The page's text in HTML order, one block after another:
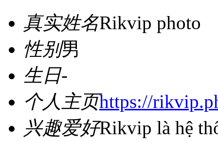
真实姓名Rikvip photo
性别男
生日-
个人主页https://
兴趣爱好Rikvip là hệ